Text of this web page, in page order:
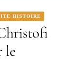
HISTOIRE
le